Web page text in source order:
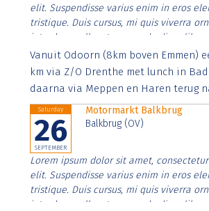
elit. Suspendisse varius enim in eros
tristique. Duis cursus, mi quis viverra
interdum nulla, ut commodo diam
Aenean faucibus nibh et justo cursus id
imperdiet. Nunc ut sem vitae risus
Vanuit Odoorn (8km boven Emmen)
km via Z/O Drenthe met lunch in
daarna via Meppen en Haren terug
Saturday
26
SEPTEMBER
Motormarkt Balkbrug
Balkbrug (OV)
Lorem ipsum dolor sit amet,
elit. Suspendisse varius enim in eros
tristique. Duis cursus, mi quis viverra
interdum nulla, ut commodo diam